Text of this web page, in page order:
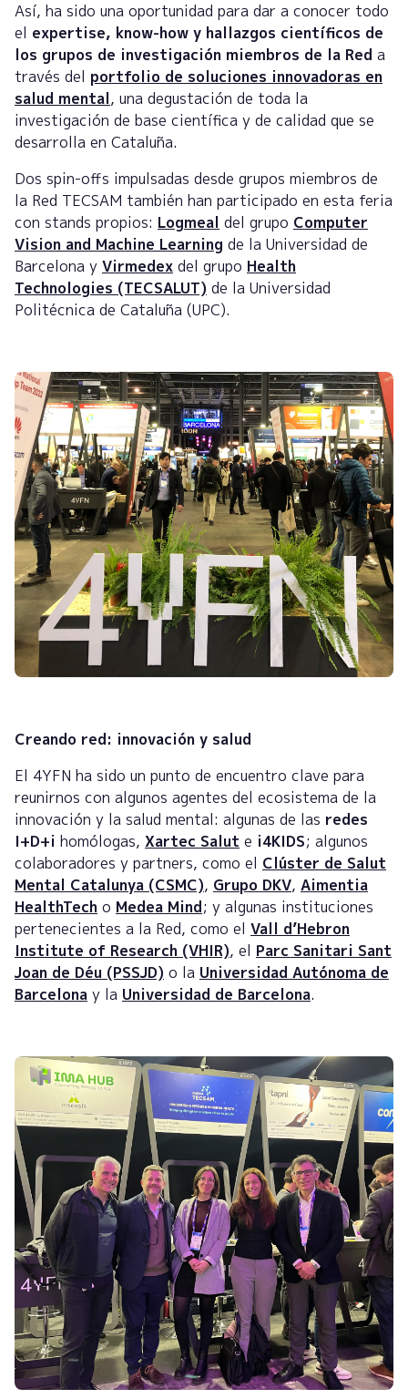
Así, ha sido una oportunidad para dar a conocer todo
el expertise, know-how y hallazgos científicos de
los grupos de investigación miembros de la Red a
través del portfolio de soluciones innovadoras en
salud mental, una degustación de toda la
investigación de base científica y de calidad que se
desarrolla en Cataluña.
Dos spin-offs impulsadas desde grupos miembros de
la Red TECSAM también han participado en esta feria
con stands propios: Logmeal del grupo Computer
Vision and Machine Learning de la Universidad de
Barcelona y Virmedex del grupo Health
Technologies (TECSALUT) de la Universidad
Politécnica de Cataluña (UPC).
Creando red: innovación y salud
El 4YFN ha sido un punto de encuentro clave para
reunirnos con algunos agentes del ecosistema de la
innovación y la salud mental: algunas de las redes
I+D+i homólogas, Xartec Salut e i4KIDS; algunos
colaboradores y partners, como el Clúster de Salut
Mental Catalunya (CSMC), Grupo DKV, Aimentia
HealthTech o Medea Mind; y algunas instituciones
pertenecientes a la Red, como el Vall d’Hebron
Institute of Research (VHIR), el Parc Sanitari Sant
Joan de Déu (PSSJD) o la Universidad Autónoma de
Barcelona y la Universidad de Barcelona.